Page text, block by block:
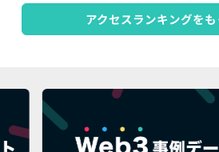
アクセスランキングを